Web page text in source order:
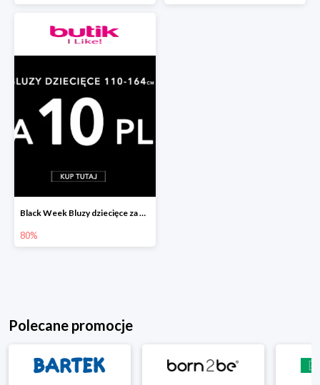
Black Week Bluzy dziecięce za 10zł
80%
Polecane promocje